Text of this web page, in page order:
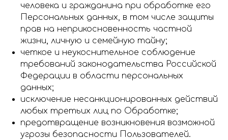
человека и гражданина при обработке его
Персональных данных, в том числе защиты
прав на неприкосновенность частной
жизни, личную и семейную тайну;
четкое и неукоснительное соблюдение
требований законодательства Российской
Федерации в области персональных
данных;
исключение несанкционированных действий
любых третьих лиц по Обработке;
предотвращение возникновения возможной
угрозы безопасности Пользователей.